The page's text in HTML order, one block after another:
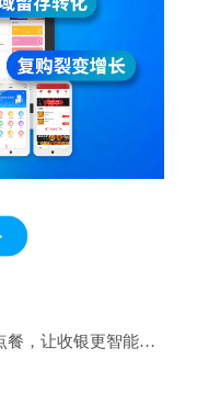
餐，让收银更智能，更高